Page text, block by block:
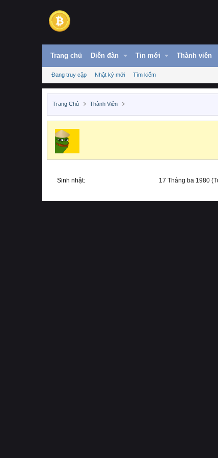
Trang chủ Diễn đàn Tin mới Thành viên
Đang truy cập Nhật ký mới Tìm kiếm
Trang Chủ Thành Viên
Sinh nhật 17 Tháng ba 1980